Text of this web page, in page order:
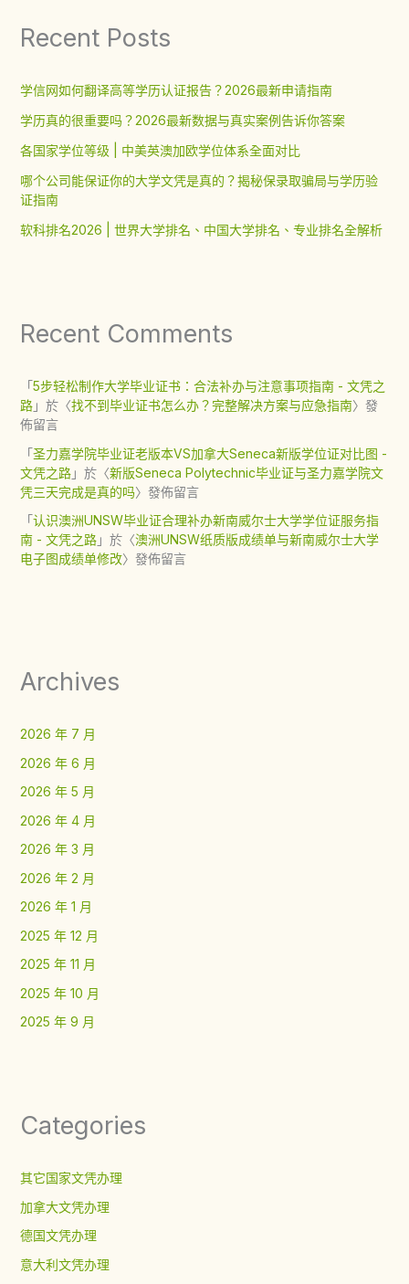
Recent Posts
学信网如何翻译高等学历认证报告？2026最新申请指南
学历真的很重要吗？2026最新数据与真实案例告诉你答案
各国家学位等级 | 中美英澳加欧学位体系全面对比
哪个公司能保证你的大学文凭是真的？揭秘保录取骗局与学历验
证指南
软科排名2026 | 世界大学排名、中国大学排名、专业排名全解析
Recent Comments
「5步轻松制作大学毕业证书：合法补办与注意事项指南 - 文凭之
路」於〈找不到毕业证书怎么办？完整解决方案与应急指南〉發
佈留言
「圣力嘉学院毕业证老版本VS加拿大Seneca新版学位证对比图 -
文凭之路」於〈新版Seneca Polytechnic毕业证与圣力嘉学院文
凭三天完成是真的吗〉發佈留言
「认识澳洲UNSW毕业证合理补办新南威尔士大学学位证服务指
南 - 文凭之路」於〈澳洲UNSW纸质版成绩单与新南威尔士大学
电子图成绩单修改〉發佈留言
Archives
2026 年 7 月
2026 年 6 月
2026 年 5 月
2026 年 4 月
2026 年 3 月
2026 年 2 月
2026 年 1 月
2025 年 12 月
2025 年 11 月
2025 年 10 月
2025 年 9 月
Categories
其它国家文凭办理
加拿大文凭办理
德国文凭办理
意大利文凭办理